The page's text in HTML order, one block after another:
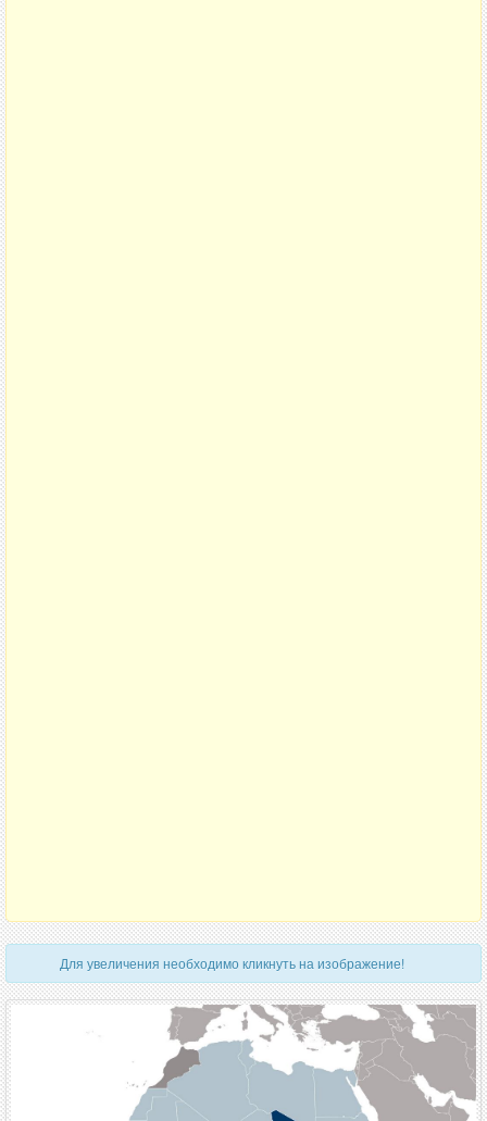
Для увеличения необходимо кликнуть на изображение!